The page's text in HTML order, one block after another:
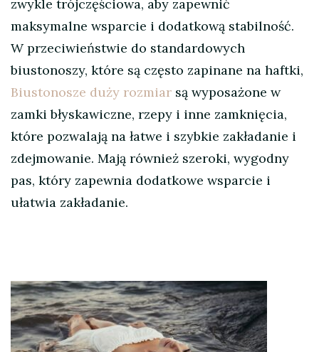
zwykle trójczęściowa, aby zapewnić
maksymalne wsparcie i dodatkową stabilność.
W przeciwieństwie do standardowych
biustonoszy, które są często zapinane na haftki,
Biustonosze duży rozmiar są wyposażone w
zamki błyskawiczne, rzepy i inne zamknięcia,
które pozwalają na łatwe i szybkie zakładanie i
zdejmowanie. Mają również szeroki, wygodny
pas, który zapewnia dodatkowe wsparcie i
ułatwia zakładanie.
Nawigacja
wpisu